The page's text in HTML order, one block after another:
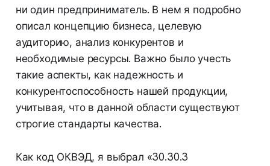
ни один предприниматель. В нем я подробно
описал концепцию бизнеса, целевую
аудиторию, анализ конкурентов и
необходимые ресурсы. Важно было учесть
такие аспекты, как надежность и
конкурентоспособность нашей продукции,
учитывая, что в данной области существуют
строгие стандарты качества.
Как код ОКВЭД, я выбрал «30.30.3